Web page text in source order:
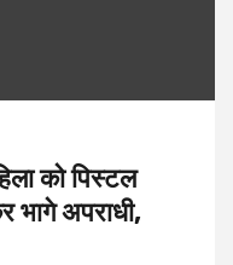
को पिस्टल
भागे अपराधी,